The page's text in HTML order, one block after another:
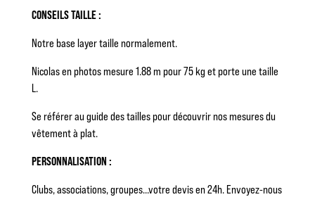
CONSEILS TAILLE :
Notre base layer taille normalement.
Nicolas en photos mesure 1.88 m pour 75 kg et porte une taille
L.
Se référer au guide des tailles pour découvrir nos mesures du
vêtement à plat.
PERSONNALISATION :
Clubs, associations, groupes...votre devis en 24h. Envoyez-nous